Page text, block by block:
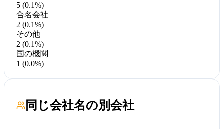
5 (0.1%)
合名会社
2 (0.1%)
その他
2 (0.1%)
国の機関
1 (0.0%)
同じ会社名の別会社